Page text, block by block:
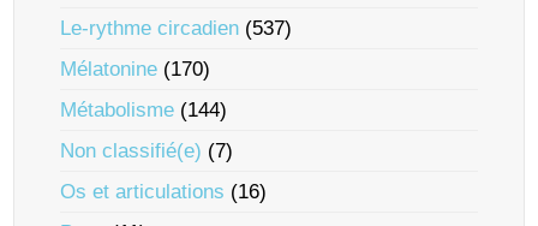
Le-rythme circadien (537)
Mélatonine (170)
Métabolisme (144)
Non classifié(e) (7)
Os et articulations (16)